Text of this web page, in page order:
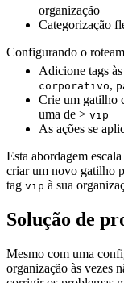
organização
Categorização
Configurando o
Adicione tags
corporativo,
Crie um gatilho
uma de > vip
As ações se
Esta abordagem
criar um novo gatilho
tag vip à sua
Solução de
Mesmo com uma
organização às vezes